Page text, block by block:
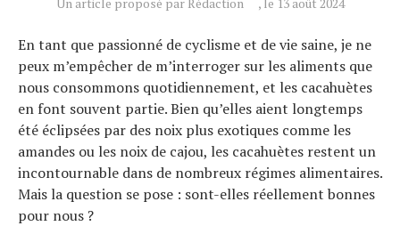
En tant que passionné de cyclisme et de vie saine, je ne
peux m’empêcher de m’interroger sur les aliments que
nous consommons quotidiennement, et les cacahuètes
en font souvent partie. Bien qu’elles aient longtemps
été éclipsées par des noix plus exotiques comme les
amandes ou les noix de cajou, les cacahuètes restent un
incontournable dans de nombreux régimes alimentaires.
Mais la question se pose : sont-elles réellement bonnes
pour nous ?
Actualités
Technologies
Tests de produits
Conseils
Tendances
Tous nos articles